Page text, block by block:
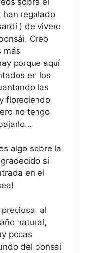
han regalado
de vivero
Creo
más
porque aquí
en los
las
floreciendo
no tengo
algo sobre la
si
en el
al
natural,
pocas
del bonsai